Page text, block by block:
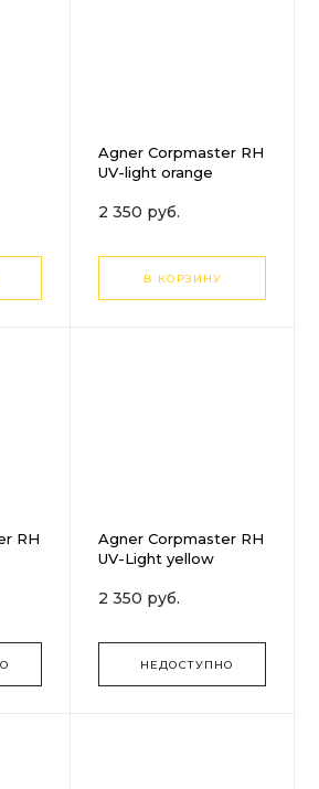
Agner Corpmaster RH
UV-light orange
2 350 руб.
В КОРЗИНУ
RH
Agner Corpmaster RH
UV-Light yellow
2 350 руб.
НЕДОСТУПНО